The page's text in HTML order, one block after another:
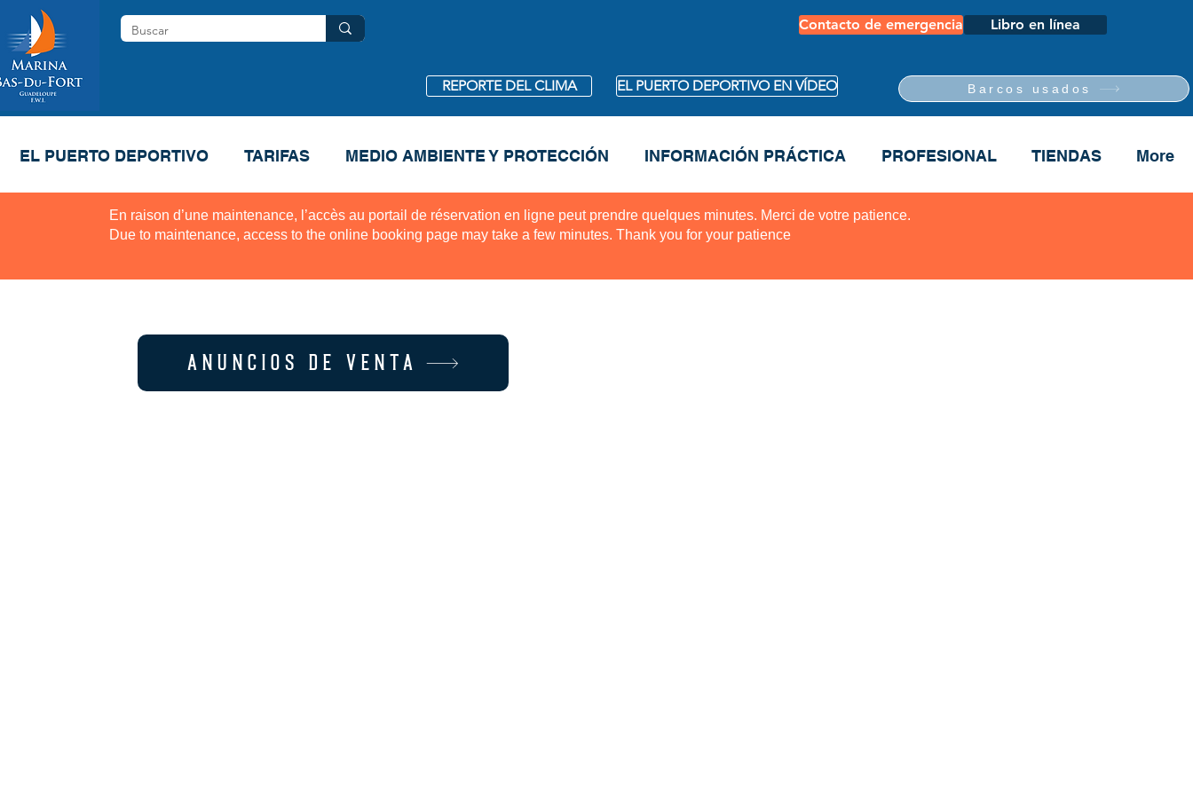
REPORTE DEL CLIMA EL PUERTO DEPORTIVO EN VÍDEO
Contacto de emergencia Libro en línea
Barcos usados
EL PUERTO DEPORTIVO TARIFAS MEDIO AMBIENTE Y PROTECCIÓN INFORMACIÓN PRÁCTICA PROFESIONAL TIENDAS More
En raison d’une maintenance, l’accès au portail de réservation en ligne peut prendre quelques minutes. Merci de votre patience.
Due to maintenance, access to the online booking page may take a few minutes. Thank you for your patience
ANUNCIOS DE VENTA